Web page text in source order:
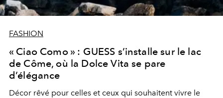
FASHION
« Ciao Como » : GUESS s’installe sur le lac
de Côme, où la Dolce Vita se pare
d’élégance
Décor rêvé pour celles et ceux qui souhaitent vivre le